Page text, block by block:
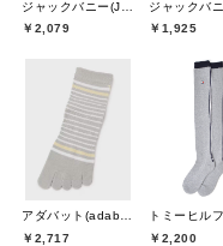
￥2,079
￥1,925
アダバット(adabat)
￥2,717
￥2,200